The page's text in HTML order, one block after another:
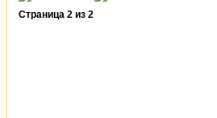
Страница 2 из 2